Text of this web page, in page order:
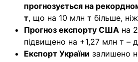
прогнозується на
т, що на 10 млн т більше,
Прогноз експорту США на
підвищено на +1,27 млн т –
Експорт України залишено